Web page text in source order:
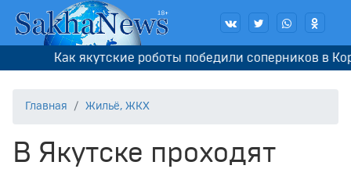
якутские роботы победили соперников в Корее
Главная Жильё, ЖКХ
В Якутске проходят